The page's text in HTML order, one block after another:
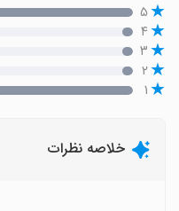
۵
۴
۳
۲
۱
خلاصه نظرات